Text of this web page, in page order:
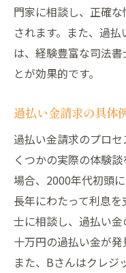
門家に相談し、正確
されます。また、過
は、経験豊富な司法
とが効果的です。
過払い金請求の具体
過払い金請求のプロ
くつかの実際の体験
場合、2000年代初頭
長年にわたって利息
士に相談し、過払い
十万円の過払い金が発
また、Bさんはクレジ